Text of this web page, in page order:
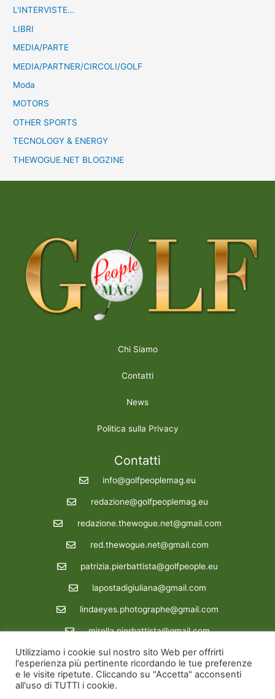
L'INTERVISTE…
LIBRI
MEDIA/PARTE
MEDIA/PARTNER/CIRCOLI/GOLF
Moda
MOTORS
OTHER SPORTS
TECNOLOGY & ENERGY
THEWOGUE.NET BLOGZINE
Chi Siamo
Contatti
News
Politica sulla Privacy
Contatti
info@golfpeoplemag.eu
redazione@golfpeoplemag.eu
redazione.thewogue.net@gmail.com
red.thewogue.net@gmail.com
patrizia.pierbattista@golfpeople.eu
lapostadigiuliana@gmail.com
lindaeyes.photographe@gmail.com
mirella.pierbattista@gmail.com
Redazione : 39 3288862722
Copyright © 2026 Golfpeoplemag | Powered by Golfpeoplemag
Utilizziamo i cookie sul nostro sito Web per offrirti
l'esperienza più pertinente ricordando le tue preferenze
e le visite ripetute. Cliccando su "Accetta" acconsenti
all'uso di TUTTI i cookie.